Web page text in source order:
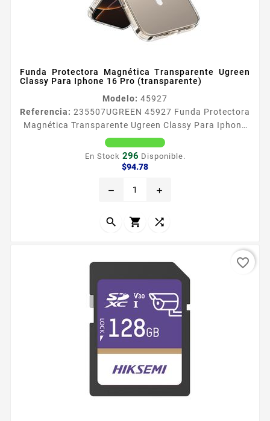
Funda Protectora Magnética Transparente Ugreen
Classy Para Iphone 16 Pro (transparente)
Modelo: 45927
Referencia: 235507UGREEN 45927 Funda Protectora
Magnética Transparente Ugreen Classy Para Iphone
16 Pro (transparente)
En Stock 296 Disponible.
$94.78Precio
remove add
  
favorite_border